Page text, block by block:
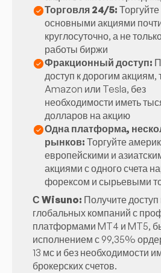
Торговля 24/5: Торгуйте
основными акциями
круглосуточно, а не
работы биржи
Фракционный доступ:
доступ к дорогим акциям,
Amazon или Tesla, без
необходимости иметь
долларов на акцию
Одна платформа,
рынков: Торгуйте
европейскими и
акциями с одного счета
форексом и сырьевыми
С Wisuno: Получите доступ
глобальных компаний с
платформами MT4 и MT5,
исполнением с 99,35%
13 мс и без необходимости
брокерских счетов.